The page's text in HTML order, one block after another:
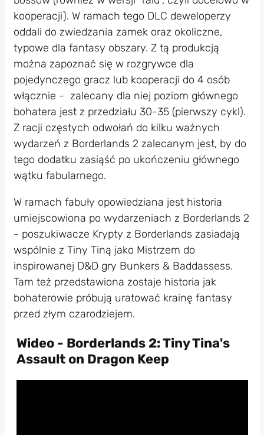
kooperacji). W ramach tego DLC deweloperzy
oddali do zwiedzania zamek oraz okoliczne,
typowe dla fantasy obszary. Z tą produkcją
można zapoznać się w rozgrywce dla
pojedynczego gracz lub kooperacji do 4 osób
włącznie - zalecany dla niej poziom głównego
bohatera jest z przedziału 30-35 (pierwszy cykl).
Z racji częstych odwołań do kilku ważnych
wydarzeń z Borderlands 2 zalecanym jest, by do
tego dodatku zasiąść po ukończeniu głównego
wątku fabularnego.
W ramach fabuły opowiedziana jest historia
umiejscowiona po wydarzeniach z Borderlands 2
- poszukiwacze Krypty z Borderlands zasiadają
wspólnie z Tiny Tiną jako Mistrzem do
inspirowanej D&D gry Bunkers & Baddassess.
Tam też przedstawiona zostaje historia jak
bohaterowie próbują uratować krainę fantasy
przed złym czarodziejem.
Wideo - Borderlands 2: Tiny Tina's
Assault on Dragon Keep